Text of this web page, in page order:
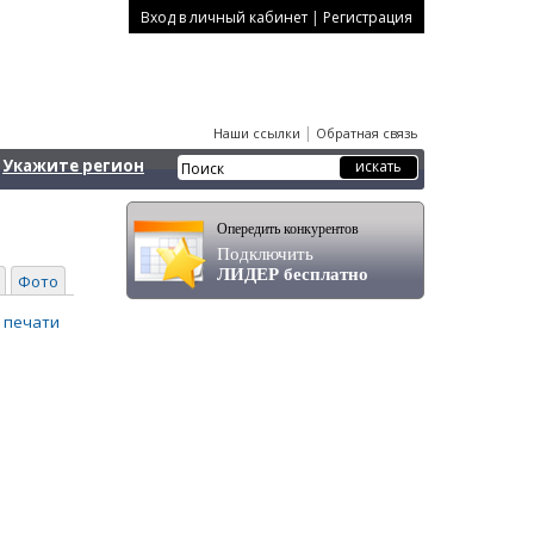
Вход в личный кабинет | Регистрация
Наши ссылки | Обратная связь
Укажите регион
Фото
Опередить конкурентов
Подключить
ЛИДЕР бесплатно